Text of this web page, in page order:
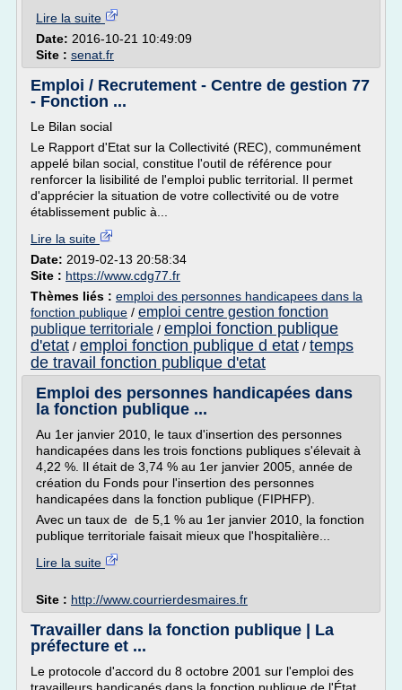
Lire la suite
Date: 2016-10-21 10:49:09
Site : senat.fr
Emploi / Recrutement - Centre de gestion 77
- Fonction ...
Le Bilan social
Le Rapport d'Etat sur la Collectivité (REC), communément
appelé bilan social, constitue l'outil de référence pour
renforcer la lisibilité de l'emploi public territorial. Il permet
d'apprécier la situation de votre collectivité ou de votre
établissement public à...
Lire la suite
Date: 2019-02-13 20:58:34
Site : https://www.cdg77.fr
Thèmes liés : emploi des personnes handicapees dans la
fonction publique / emploi centre gestion fonction
publique territoriale / emploi fonction publique
d'etat / emploi fonction publique d etat / temps
de travail fonction publique d'etat
Emploi des personnes handicapées dans
la fonction publique ...
Au 1er janvier 2010, le taux d'insertion des personnes
handicapées dans les trois fonctions publiques s'élevait à
4,22 %. Il était de 3,74 % au 1er janvier 2005, année de
création du Fonds pour l'insertion des personnes
handicapées dans la fonction publique (FIPHFP).
Avec un taux de de 5,1 % au 1er janvier 2010, la fonction
publique territoriale faisait mieux que l'hospitalière...
Lire la suite
Site : http://www.courrierdesmaires.fr
Travailler dans la fonction publique | La
préfecture et ...
Le protocole d'accord du 8 octobre 2001 sur l'emploi des